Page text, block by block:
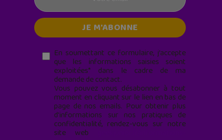
En soumettant ce formulaire, j’accepte
que les informations saisies soient
exploitées* dans le cadre de ma
demande de contact.
Vous pouvez vous désabonner à tout
moment en cliquant sur le lien en bas de
page de nos emails. Pour obtenir plus
d'informations sur nos pratiques de
confidentialité, rendez-vous sur notre
site web